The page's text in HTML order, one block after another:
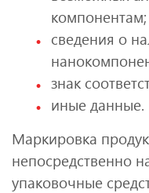
компонентам;
сведения о
знак
иные данные.
Маркировка
непосредственно
упаковочные